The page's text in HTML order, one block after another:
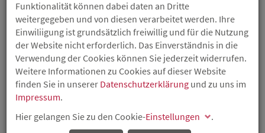
PFÄLZISCHEN
WOHNRAUMFÖRDERUNG
ISB vergibtDarlehenfür selbst genutzte Wohnimmobilien
Funktionalität können dabei daten an Dritte
weitergegeben und von diesen verarbeitet werden. Ihre
Einwiliigung ist grundsätzlich freiwillig und für die Nutzung
der Website nicht erforderlich. Das Einverständnis in die
Verwendung der Cookies können Sie jederzeit widerrufen.
Weitere Informationen zu Cookies auf dieser Website
finden Sie in unserer Datenschutzerklärung und zu uns im
Impressum.
Hier gelangen Sie zu den Cookie-Einstellungen
.